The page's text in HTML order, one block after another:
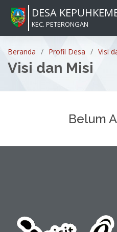
DESA
KEC. PETERONGAN
Beranda Profil Desa Visi
Visi dan Misi
Belum